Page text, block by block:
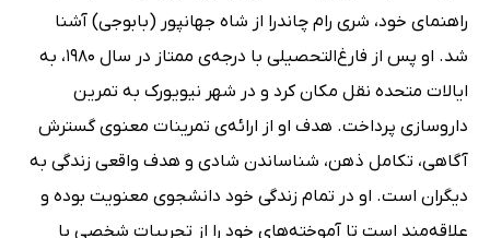
راهنمای خود، شری رام چاندرا از شاه جهانپور (بابوجی) آشنا
شد. او پس از فارغ‌التحصیلی با درجه‌ی ممتاز در سال 1980، به
ایالات متحده نقل مکان کرد و در شهر نیویورک به تمرین
داروسازی پرداخت. هدف او از ارائه‌ی تمرینات معنوی گسترش
آگاهی، تکامل ذهن، شناساندن شادی و هدف واقعی زندگی به
دیگران است. او در تمام زندگی خود دانشجوی معنویت بوده و
علاقه‌مند است تا آموخته‌های خود را از تجربیات شخصی با